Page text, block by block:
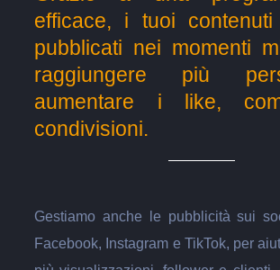
efficace, i tuoi contenuti
pubblicati nei momenti
raggiungere più
aumentare i like,
condivisioni.
Gestiamo anche le pubblicità sui
Facebook, Instagram e TikTok, per